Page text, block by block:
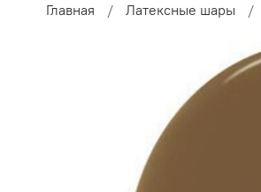
Главная Латексные шары